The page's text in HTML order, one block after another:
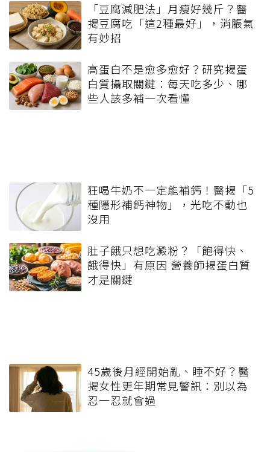
「豆腐減肥法」月瘦好幾斤？醫
揭豆腐吃「這2種最好」，消脹氣
有妙招
高蛋白不是愈多愈好？研究揭蛋
白質攝取關鍵：每天吃多少、哪
些人該多補一次看懂
狂喝牛奶不一定能補鈣！醫揭「5
種隱形補鈣神物」，光吃不動也
沒用
肚子餓只想吃澱粉？「飽得快、
餓得快」有原因 營養師揭蛋白質
才是關鍵
45歲後月經開始亂、睡不好？醫
揭女性更年期常見警訊：別以為
忍一忍就會過